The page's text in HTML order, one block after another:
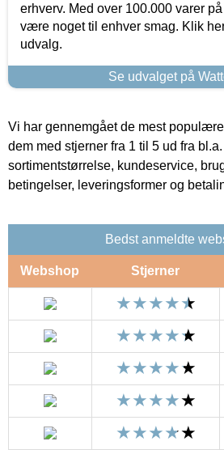
erhverv. Med over 100.000 varer
være noget til enhver smag. Klik
udvalg.
Se udvalget på
Vi har gennemgået de mest
dem med stjerner fra 1 til 5 ud fra
sortimentstørrelse, kundeservice,
betingelser, leveringsformer og
Bedst anmeldte
Webshop Stjerner